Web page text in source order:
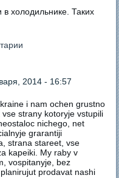
в холодильнике. Таких
2014 - 16:57
i nam ochen grustno
strany kotoryje vstupili
nichego, net
grarantiji
strana stareet, vse
kapeiki. My raby v
vospitanyje, bez
prodavat nashi